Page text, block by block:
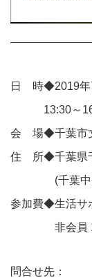
日 時◆2019年
13:30～
会 場◆千葉
住 所◆千葉県
(千葉中央
参加費◆生活サ
非会員
問合せ先：